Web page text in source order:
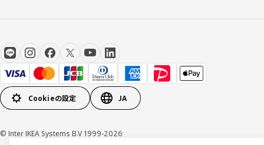
Cookieの設定 JA
© Inter IKEA Systems B.V 1999-2026